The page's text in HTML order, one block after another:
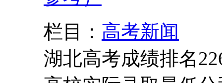
栏目： 高考新闻
湖北高考成绩排名